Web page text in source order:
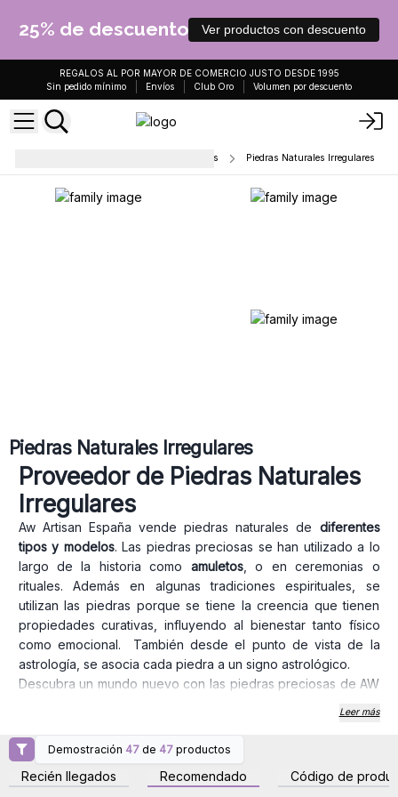
25% de descuento Ver productos con descuento
REGALOS AL POR MAYOR DE COMERCIO JUSTO DESDE 1995
Sin pedido mínimo
Envíos Club Oro Volumen por descuento
Piedras pulidas y piedras en trozos Piedras Naturales Irregulares
Piedras Naturales Irregulares
Proveedor de Piedras Naturales
Irregulares
Aw Artisan España vende piedras naturales de diferentes
tipos y modelos. Las piedras preciosas se han utilizado a lo
largo de la historia como amuletos, o en ceremonias o
rituales. Además en algunas tradiciones espirituales, se
utilizan las piedras porque se tiene la creencia que tienen
propiedades curativas, influyendo al bienestar tanto físico
como emocional. También desde el punto de vista de la
astrología, se asocia cada piedra a un signo astrológico.
Descubra un mundo nuevo con las piedras preciosas de AW
pueden despertar emocionales.
Cada piedra tiene un significado diferente
cuarzo rosase le reconoce como piedra del amor, o la
Leer más
Demostración 47 de 47 productos
Recién llegados Recomendado Código de
para obtener precios al
por mayor
para obtener precios al
por mayor